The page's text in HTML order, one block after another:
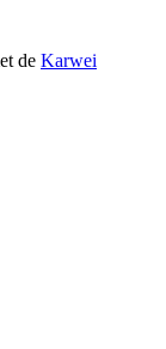
de Karwei